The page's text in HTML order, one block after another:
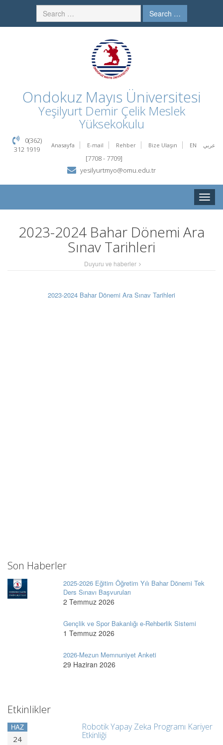
Search …
Ondokuz Mayıs Üniversitesi
Yeşilyurt Demir Çelik Meslek
Yüksekokulu
Anasayfa E-mail Rehber Bize Ulaşın EN عربي
0(362)
312 1919
[7708 - 7709]
yesilyurtmyo@omu.edu.tr
Toggle
2023-2024 Bahar Dönemi Ara
Sınav Tarihleri
Duyuru ve haberler
2023-2024 Bahar Dönemi Ara Sınav Tarihleri
Son Haberler
2025-2026 Eğitim Öğretim Yılı Bahar Dönemi Tek
Ders Sınavı Başvuruları
2 Temmuz 2026
Gençlik ve Spor Bakanlığı e-Rehberlik Sistemi
1 Temmuz 2026
2026-Mezun Memnuniyet Anketi
29 Haziran 2026
Etkinlikler
HAZ
24
Robotik Yapay Zeka Programı Kariyer
Etkinliği